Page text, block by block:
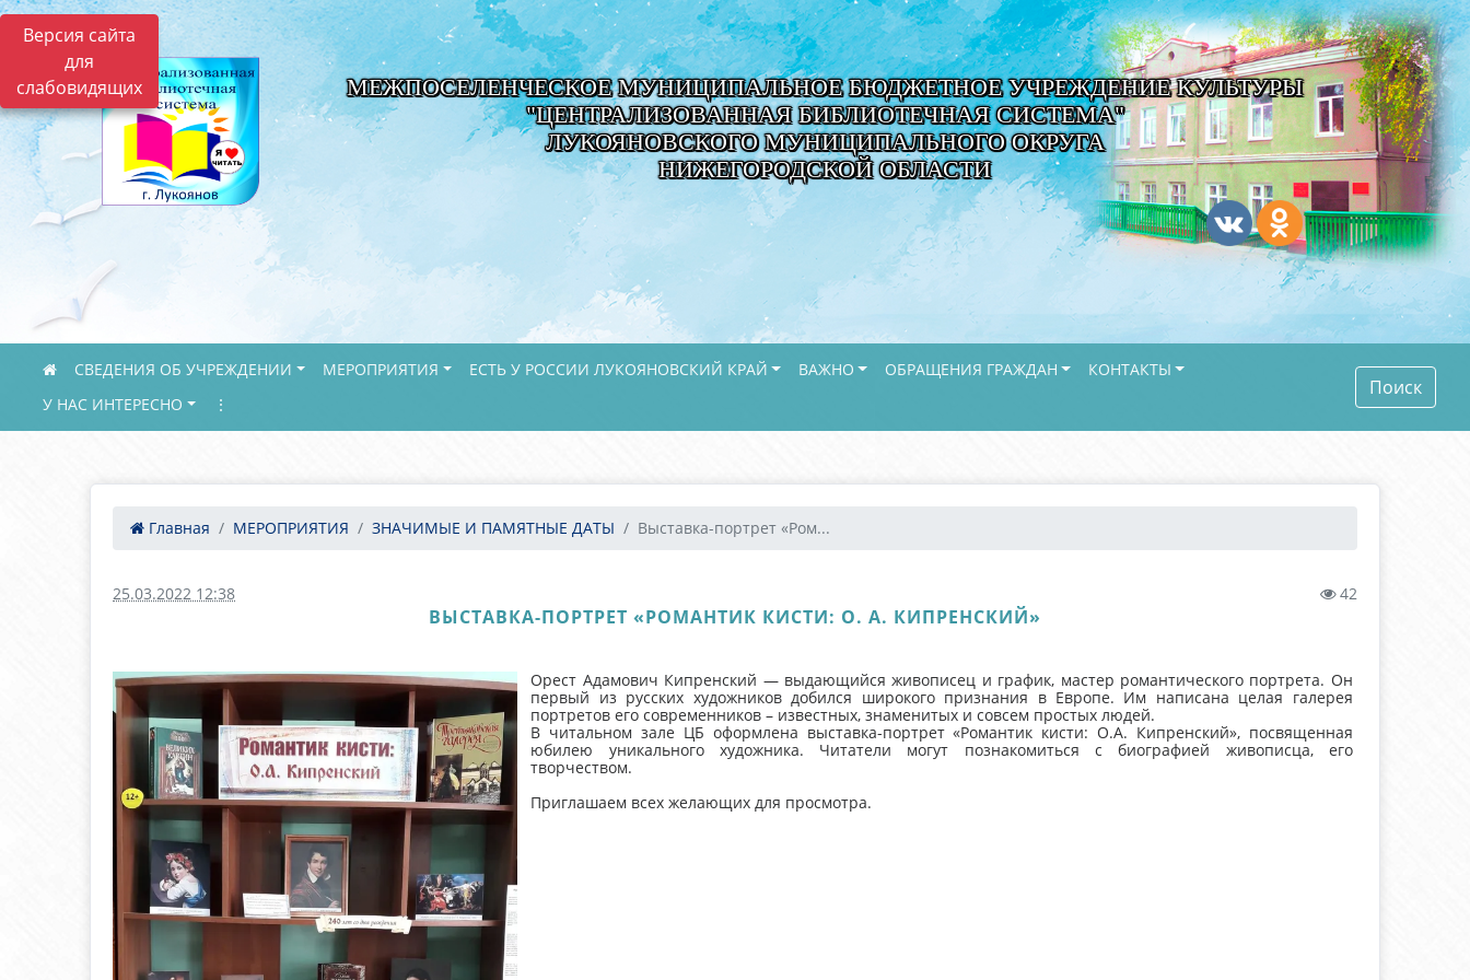
Версия сайта
для
слабовидящих
МЕЖПОСЕЛЕНЧЕСКОЕ МУНИЦИПАЛЬНОЕ БЮДЖЕТНОЕ УЧРЕЖДЕНИЕ КУЛЬТУРЫ
"ЦЕНТРАЛИЗОВАННАЯ БИБЛИОТЕЧНАЯ СИСТЕМА"
ЛУКОЯНОВСКОГО МУНИЦИПАЛЬНОГО ОКРУГА
НИЖЕГОРОДСКОЙ ОБЛАСТИ
СВЕДЕНИЯ ОБ УЧРЕЖДЕНИИ МЕРОПРИЯТИЯ ЕСТЬ У РОССИИ ЛУКОЯНОВСКИЙ КРАЙ ВАЖНО ОБРАЩЕНИЯ ГРАЖДАН
КОНТАКТЫ
У НАС ИНТЕРЕСНО
⋮
Поиск
Главная МЕРОПРИЯТИЯ ЗНАЧИМЫЕ И ПАМЯТНЫЕ ДАТЫ Выставка-портрет «Ром...
25.03.2022 12:38 42
ВЫСТАВКА-ПОРТРЕТ «РОМАНТИК КИСТИ: О. А. КИПРЕНСКИЙ»
Орест Адамович Кипренский — выдающийся живописец и график, мастер романтического портрета. Он
первый из русских художников добился широкого признания в Европе. Им написана целая галерея
портретов его современников – известных, знаменитых и совсем простых людей.
В читальном зале ЦБ оформлена выставка-портрет «Романтик кисти: О.А. Кипренский», посвященная
юбилею уникального художника. Читатели могут познакомиться с биографией живописца, его
творчеством.
Приглашаем всех желающих для просмотра.